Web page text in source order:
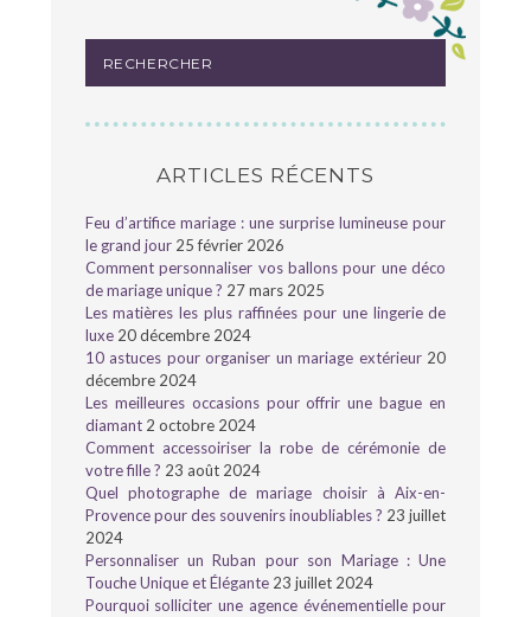
ARTICLES RÉCENTS
Feu d’artifice mariage : une surprise lumineuse pour
le grand jour 25 février 2026
Comment personnaliser vos ballons pour une déco
de mariage unique ? 27 mars 2025
Les matières les plus raffinées pour une lingerie de
luxe 20 décembre 2024
10 astuces pour organiser un mariage extérieur 20
décembre 2024
Les meilleures occasions pour offrir une bague en
diamant 2 octobre 2024
Comment accessoiriser la robe de cérémonie de
votre fille ? 23 août 2024
Quel photographe de mariage choisir à Aix-en-
Provence pour des souvenirs inoubliables ? 23 juillet
2024
Personnaliser un Ruban pour son Mariage : Une
Touche Unique et Élégante 23 juillet 2024
Pourquoi solliciter une agence événementielle pour